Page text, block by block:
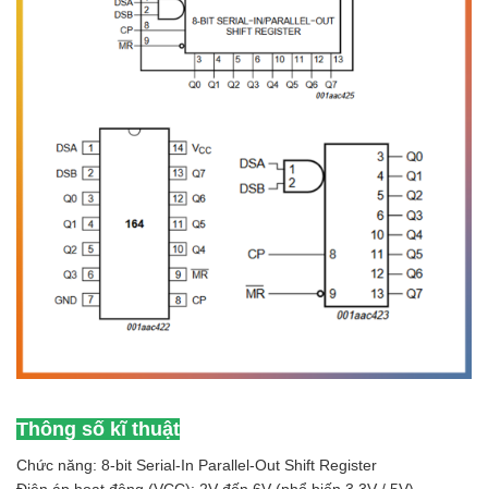
Thông số kĩ thuật
Chức năng: 8-bit Serial-In Parallel-Out Shift Register